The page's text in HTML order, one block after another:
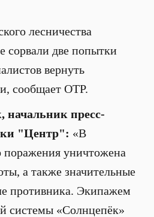
лесничества
сорвали две попытки
вернуть
сообщает ОТР.
начальник пресс-
"Центр": «В
поражения уничтожена
а также значительные
противника. Экипажем
системы «Солнцепёк»